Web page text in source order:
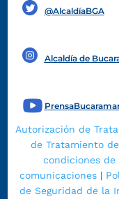
@AlcaldíaBGA
Alcaldía de
Autorización de
de Tratamiento
condiciones de
comunicaciones|
de Seguridad de la